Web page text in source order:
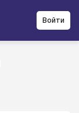
Войти